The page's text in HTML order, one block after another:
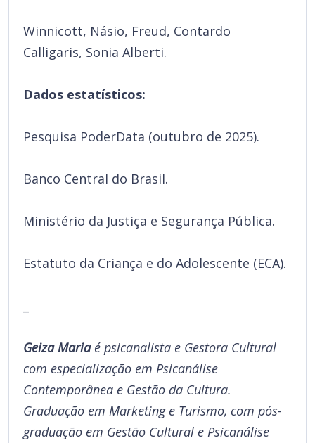
Winnicott, Násio, Freud, Contardo
Calligaris, Sonia Alberti.
Dados estatísticos:
Pesquisa PoderData (outubro de 2025).
Banco Central do Brasil.
Ministério da Justiça e Segurança Pública.
Estatuto da Criança e do Adolescente (ECA).
Geiza Mariaé psicanalista e Gestora Cultural
com especialização em Psicanálise
Contemporânea e Gestão da Cultura.
Graduação em Marketing e Turismo, com pós-
graduação em Gestão Cultural e Psicanálise